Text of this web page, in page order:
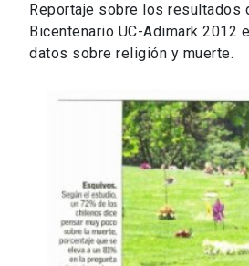
Reportaje sobre los resultados
Bicentenario UC-Adimark 2012
datos sobre religión y muerte.